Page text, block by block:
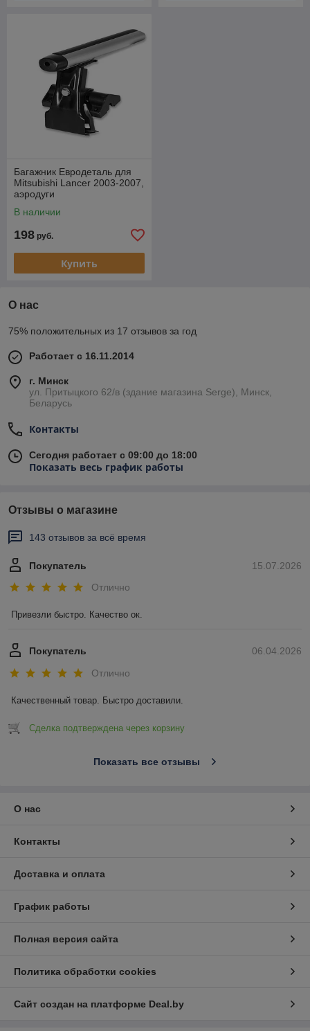
Багажник Евродеталь для
Mitsubishi Lancer 2003-2007,
аэродуги
В наличии
198 руб.
Купить
О нас
75% положительных из 17 отзывов за год
Работает с 16.11.2014
г. Минск
ул. Притыцкого 62/в (здание магазина Serge), Минск,
Беларусь
Контакты
Сегодня работает с 09:00 до 18:00
Показать весь график работы
Отзывы о магазине
143 отзывов за всё время
15.07.2026
Покупатель
Отлично
Привезли быстро. Качество ок.
06.04.2026
Покупатель
Отлично
Качественный товар. Быстро доставили.
Сделка подтверждена через корзину
Показать все отзывы
О нас
Контакты
Доставка и оплата
График работы
Полная версия сайта
Политика обработки cookies
Сайт создан на платформе Deal.by